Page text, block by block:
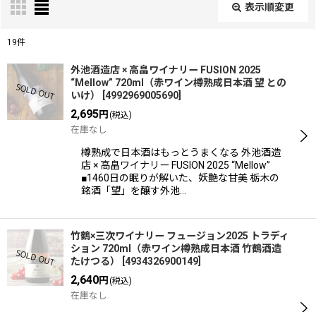
表示順変更
表示数:
並び順
絞り込む
19件
外池酒造店 × 高畠ワイナリー FUSION 2025
“Mellow” 720ml（赤ワイン樽熟成日本酒 望 との
いけ）
4992969005690
2,695円 (税込)
在庫なし
樽熟成で日本酒はもっとうまくなる 外池酒造
店 × 高畠ワイナリー FUSION 2025 “Mellow”
■1460日の眠りが解いた、妖艶な甘美 栃木の
銘酒「望」を醸す外池…
竹鶴×三次ワイナリー フュージョン2025 トラディ
ション 720ml（赤ワイン樽熟成日本酒 竹鶴酒造
たけつる）
4934326900149
2,640円 (税込)
在庫なし